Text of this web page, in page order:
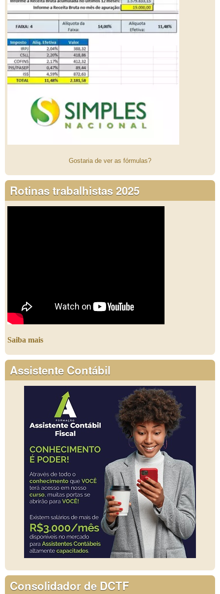
Gostaria de ver as fórmulas?
Rotinas trabalhistas 2025
Saiba mais
Assistente Contábil
Consolidador de DCTF